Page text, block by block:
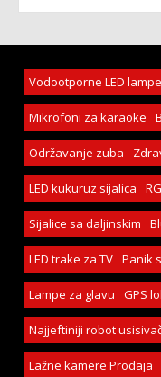
Vodootporne LED lampe
Mikrofoni za karaoke
Održavanje zuba
LED kukuruz sijalica
Sijalice sa daljinskim
LED trake za TV Panik
Lampe za glavu GPS
Najjeftiniji robot
Lažne kamere Prodaja